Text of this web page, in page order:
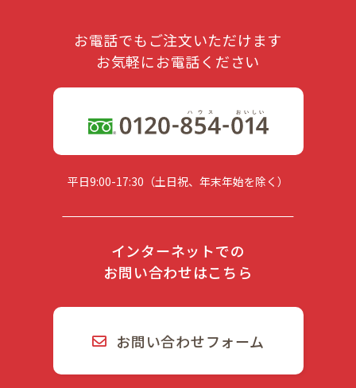
お電話でもご注文いただけます
お気軽にお電話ください
平日9:00-17:30（土日祝、年末年始を除く）
インターネットでの
お問い合わせはこちら
お問い合わせフォーム